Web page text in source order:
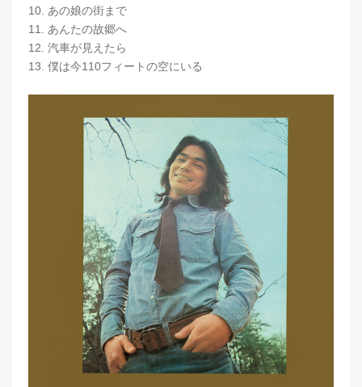
10. あの娘の街まで
11. あんたの故郷へ
12. 汽車が見えたら
13. 僕は今110フィートの空にいる